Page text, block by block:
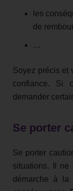
les
de
…
Soyez précis et
confiance. Si
demander
Se porter
Se porter
situations. Il ne
démarche à la